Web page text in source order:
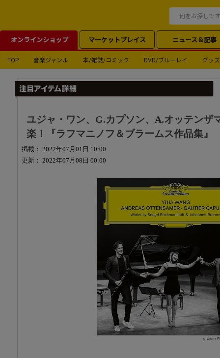
オンラインショップ マーケットプレイス ニュース＆記事
TOP 音楽ジャンル 本/雑誌/コミック DVD/ブルーレイ グッズ
ユジャ・ワン、G.カプソン、A.オッテンザ
楽！『ラフマニノフ＆ブラームス作品集』
掲載： 2022年07月01日 10:00
更新： 2022年07月08日 00:00